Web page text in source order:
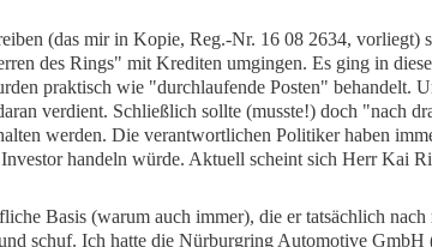
(das mir in Kopie, Reg.-Nr. 16 08 2634, vorliegt)
des Rings" mit Krediten umgingen. Es ging in
praktisch wie "durchlaufende Posten" behandelt.
verdient. Schließlich sollte (musste!) doch "nach
werden. Die verantwortlichen Politiker haben
handeln würde. Aktuell scheint sich Herr Kai
Basis (warum auch immer), die er tatsächlich
schuf. Ich hatte die Nürburgring Automotive GmbH